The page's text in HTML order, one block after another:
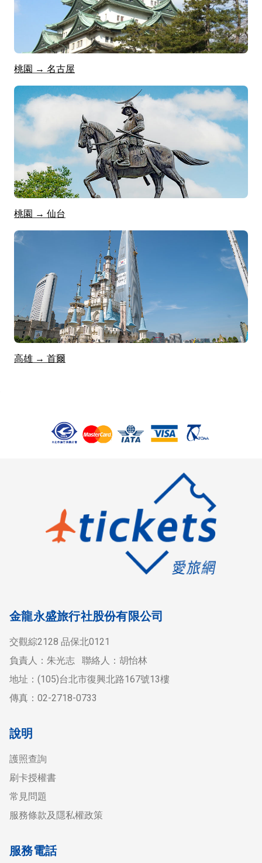
桃園 → 名古屋
桃園 → 仙台
高雄 → 首爾
金龍永盛旅行社股份有限公司
交觀綜2128 品保北0121
負責人：朱光志 聯絡人：胡怡林
地址：(105)台北市復興北路167號13樓
傳真：02-2718-0733
說明
護照查詢
刷卡授權書
常見問題
服務條款及隱私權政策
服務電話